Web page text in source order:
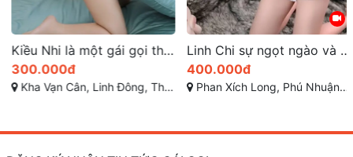
Kiều Nhi là một gái gọi thủ đức hot với vẻ đẹp quyến rũ
300.000đ
Kha Vạn Cân, Linh Đông, Thủ Đức, Hồ Chí Minh
Linh Chi sự ngọt ngào và dịu dàng của cô bé đáng yêu
400.000đ
Phan Xích Long, Phú Nhuận, Sài Gòn